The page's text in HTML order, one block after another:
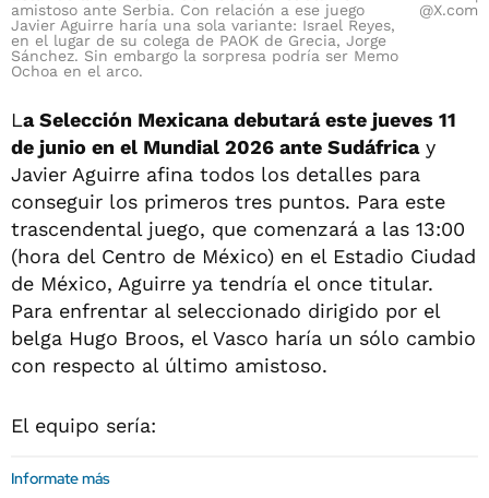
amistoso ante Serbia. Con relación a ese juego
Javier Aguirre haría una sola variante: Israel Reyes,
en el lugar de su colega de PAOK de Grecia, Jorge
Sánchez. Sin embargo la sorpresa podría ser Memo
Ochoa en el arco.
@X.com
La Selección Mexicana debutará este jueves 11
de junio en el Mundial 2026 ante Sudáfricay
Javier Aguirre afina todos los detalles para
conseguir los primeros tres puntos. Para este
trascendental juego, que comenzará a las 13:00
(hora del Centro de México) en el Estadio Ciudad
de México, Aguirre ya tendría el once titular.
Para enfrentar al seleccionado dirigido por el
belga Hugo Broos, el Vasco haría un sólo cambio
con respecto al último amistoso.
El equipo sería:
Informate más